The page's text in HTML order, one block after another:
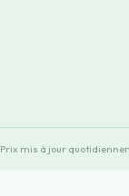
Prix mis à jour